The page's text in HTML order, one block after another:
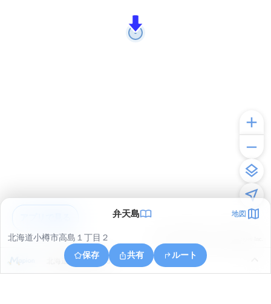
弁天島 地図
北海道小樽市高島１丁目２
保存
共有 ルート
北海道小樽市港町３